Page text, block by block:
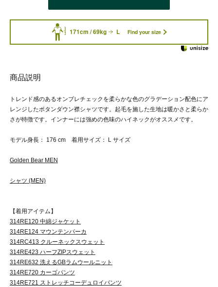
171cm / 69kg L Find your size
商品説明
トレンド感のあるオンブレチェックを柔らかな色のグラデーション配色にア
レンジしたボタンダウン襟シャツです。起毛を施した生地は暖かさと柔らか
さが特徴です。インナーには強めの色味のハイネックがオススメです。
モデル身長： 176 cm 着用サイズ： L サイズ
Golden Bear MEN
シャツ (MEN)
【着用アイテム】
314RE120 中綿ジャケット
314RE124 マウンテンパーカ
314RC413 クルーネックスウェット
314RE423 ハーフZIPスウェット
314RE632 洗えるGBラムウールニット
314RE720 カーゴパンツ
314RE721 ストレッチコーデュロイパンツ